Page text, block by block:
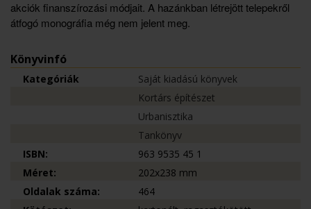
akciók finanszírozási módjait. A hazánkban létrejött telepekről
átfogó monográfia még nem jelent meg.
Könyvinfó
Kategóriák
Saját kiadású könyvek
Kortárs építészet
Urbanisztika
Tankönyv
ISBN:
963 9535 45 1
Méret:
202x238 mm
Oldalak száma:
464